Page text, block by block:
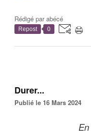
Rédigé parabécé
Repost 0
Durer...
Publié le 16 Mars 2024